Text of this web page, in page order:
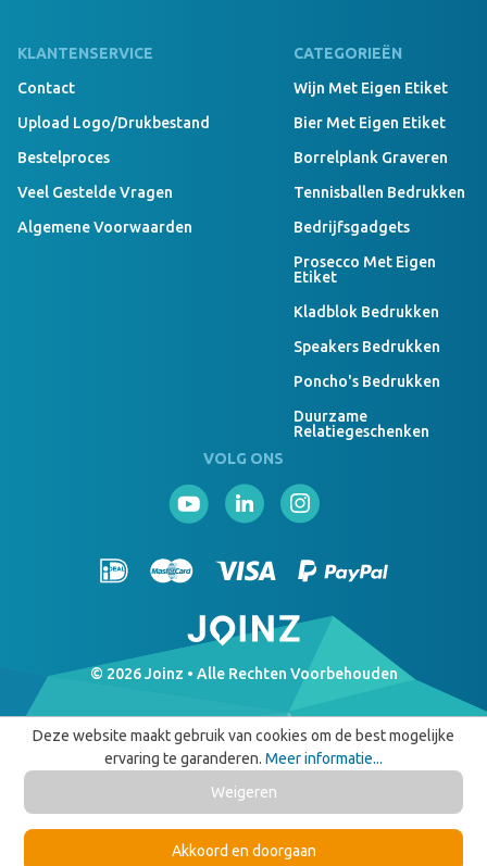
KLANTENSERVICE
Contact
Upload Logo/drukbestand
Bestelproces
Veel Gestelde Vragen
Algemene Voorwaarden
CATEGORIEËN
Wijn Met Eigen Etiket
Bier Met Eigen Etiket
Borrelplank Graveren
Tennisballen Bedrukken
Bedrijfsgadgets
Prosecco Met Eigen
Etiket
Kladblok Bedrukken
Speakers Bedrukken
Poncho's Bedrukken
Duurzame
Relatiegeschenken
VOLG ONS
© 2026 Joinz • Alle Rechten Voorbehouden
Deze website maakt gebruik van cookies om de best mogelijke
ervaring te garanderen. Meer informatie...
Weigeren
Akkoord en doorgaan